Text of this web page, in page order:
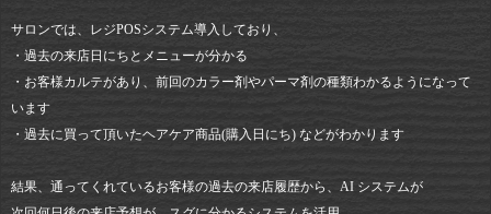
サロンでは、レジPOSシステム導入しており、
・過去の来店日にちとメニューが分かる
・お客様カルテがあり、前回のカラー剤やパーマ剤の種類わかるようになって
います
・過去に買って頂いたヘアケア商品(購入日にち) などがわかります
結果、通ってくれているお客様の過去の来店履歴から、AI システムが